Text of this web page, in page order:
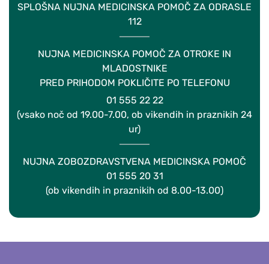
SPLOŠNA NUJNA MEDICINSKA POMOČ ZA ODRASLE
112
NUJNA MEDICINSKA POMOČ ZA OTROKE IN
MLADOSTNIKE
PRED PRIHODOM POKLIČITE PO TELEFONU
01 555 22 22
(vsako noč od 19.00-7.00, ob vikendih in praznikih 24
ur)
NUJNA ZOBOZDRAVSTVENA MEDICINSKA POMOČ
01 555 20 31
(ob vikendih in praznikih od 8.00-13.00)